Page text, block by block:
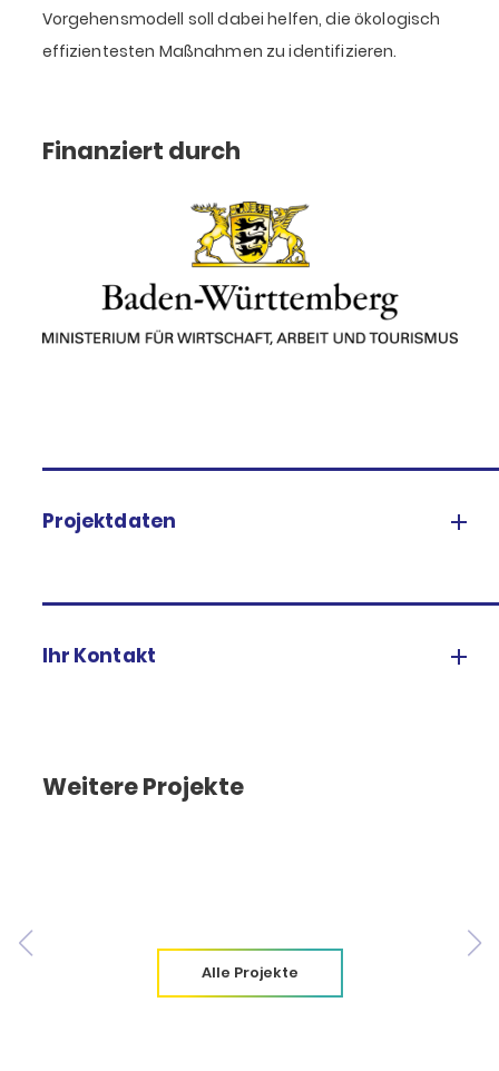
Vorgehensmodell soll dabei helfen, die ökologisch
effizientesten Maßnahmen zu identifizieren.
Finanziert durch
Projektdaten
Ihr Kontakt
Weitere Projekte
Alle Projekte